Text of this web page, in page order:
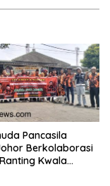
Pancasila
Berkolaborasi
Kwala